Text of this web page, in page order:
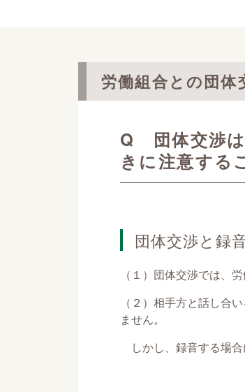
労働組合との団体
Q 団体交渉は
きに注意する
団体交渉と録
（１）団体交渉では、
（２）相手方と話し合
ません。
しかし、録音する場合